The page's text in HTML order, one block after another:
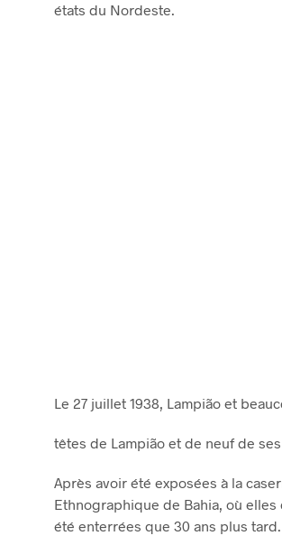
états du Nordeste.
Le 27 juillet 1938, Lampião et
têtes de Lampião et de neuf de
Après avoir été exposées à la
Ethnographique de Bahia, où
été enterrées que 30 ans plus tard.